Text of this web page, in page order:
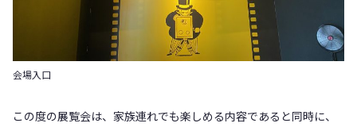
会場入口
この度の展覧会は、家族連れでも楽しめる内容であると同時に、